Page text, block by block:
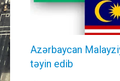
Azərbaycan
təyin edib